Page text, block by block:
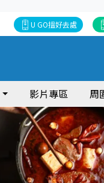
U GO搵好去處
影片專區 周